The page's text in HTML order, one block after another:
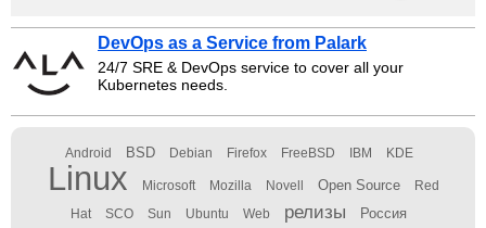
DevOps as a Service from Palark
24/7 SRE & DevOps service to cover all your
Kubernetes needs.
Android BSD Debian Firefox FreeBSD IBM KDE
Linux Microsoft Mozilla Novell Open Source Red
Hat SCO Sun Ubuntu Web релизы Россия